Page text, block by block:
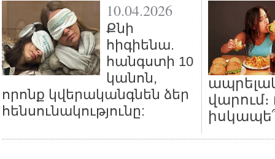
10.04.2026
Քնի
հիգիենա.
հանգստի 10
կանոն,
որոնք կվերականգնեն ձեր
հենսունակությունը: